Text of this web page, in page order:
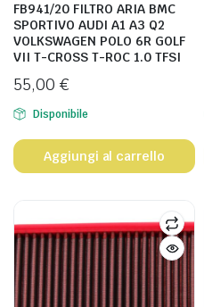
FB941/20 FILTRO ARIA BMC
SPORTIVO AUDI A1 A3 Q2
VOLKSWAGEN POLO 6R GOLF
VII T-CROSS T-ROC 1.0 TFSI
55,00 €
Disponibile
Aggiungi al carrello